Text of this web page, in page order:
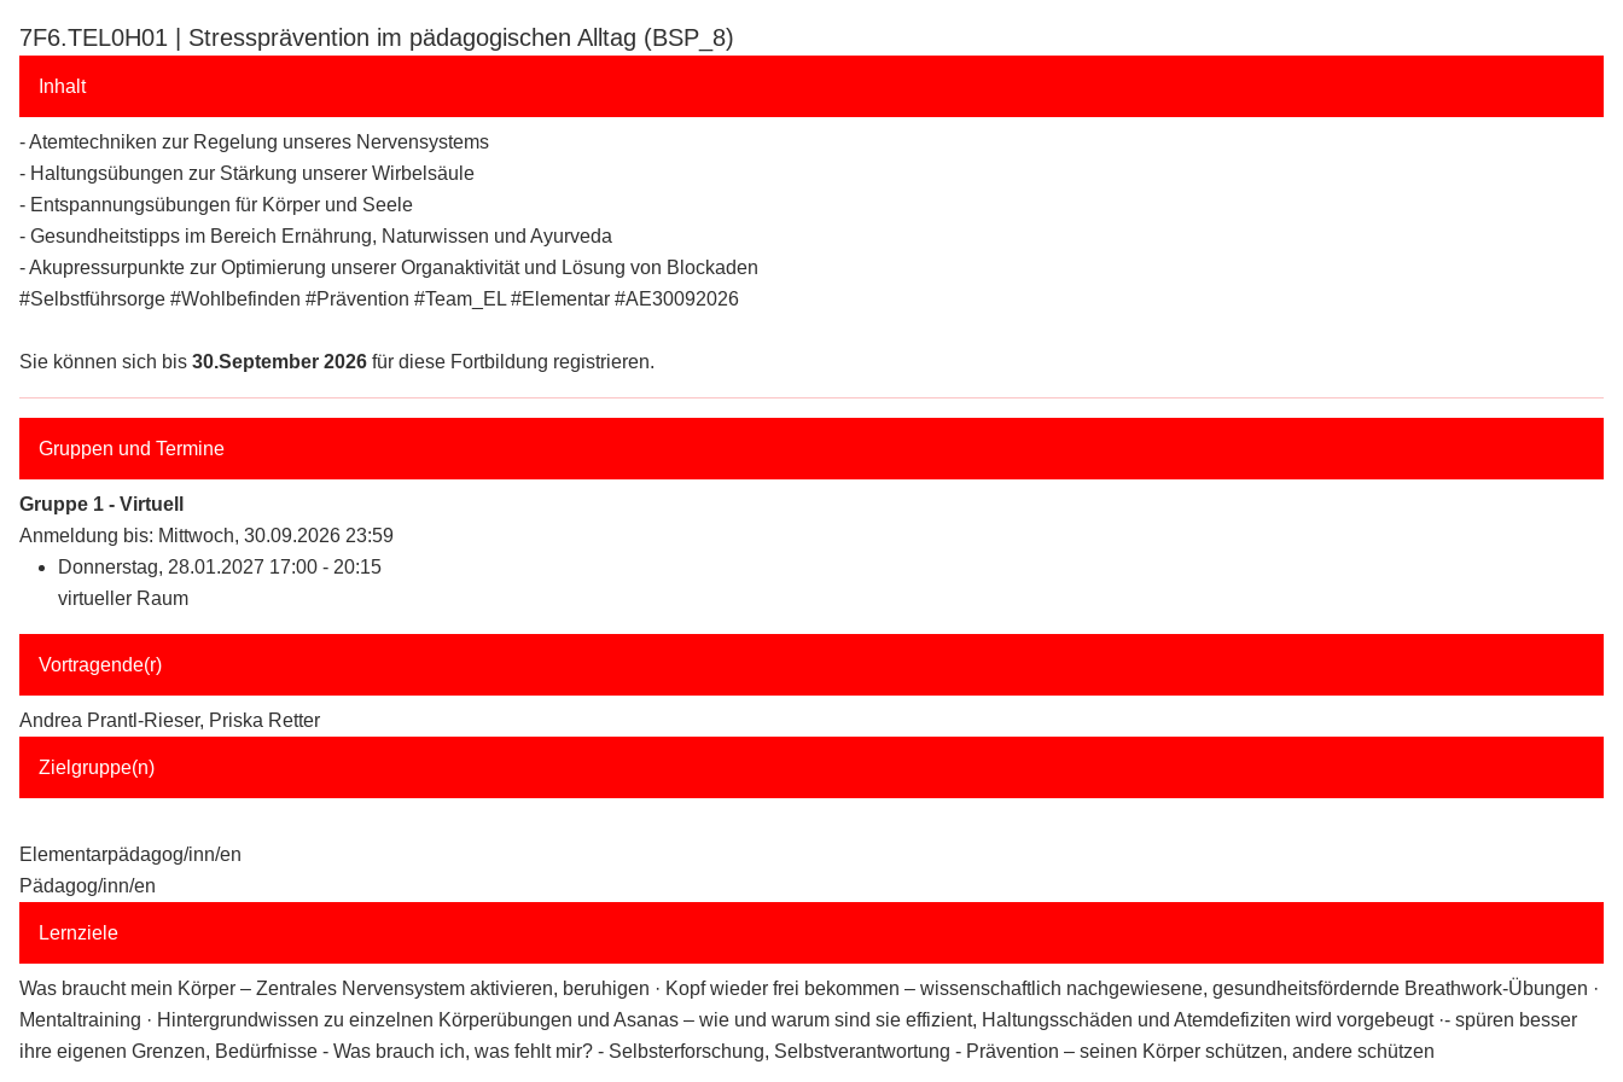
7F6.TEL0H01 | Stressprävention im pädagogischen Alltag (BSP_8)
Inhalt
- Atemtechniken zur Regelung unseres Nervensystems
- Haltungsübungen zur Stärkung unserer Wirbelsäule
- Entspannungsübungen für Körper und Seele
- Gesundheitstipps im Bereich Ernährung, Naturwissen und Ayurveda
- Akupressurpunkte zur Optimierung unserer Organaktivität und Lösung von Blockaden
#Selbstführsorge #Wohlbefinden #Prävention #Team_EL #Elementar #AE30092026
Sie können sich bis 30.September 2026 für diese Fortbildung registrieren.
Gruppen und Termine
Gruppe 1 - Virtuell
Anmeldung bis: Mittwoch, 30.09.2026 23:59
Donnerstag, 28.01.2027 17:00 - 20:15
virtueller Raum
Vortragende(r)
Andrea Prantl-Rieser, Priska Retter
Zielgruppe(n)
Elementarpädagog/inn/en
Pädagog/inn/en
Lernziele
Was braucht mein Körper – Zentrales Nervensystem aktivieren, beruhigen · Kopf wieder frei bekommen – wissenschaftlich nachgewiesene, gesundheitsfördernde Breathwork-Übungen ·
Mentaltraining · Hintergrundwissen zu einzelnen Körperübungen und Asanas – wie und warum sind sie effizient, Haltungsschäden und Atemdefiziten wird vorgebeugt ·- spüren besser
ihre eigenen Grenzen, Bedürfnisse - Was brauch ich, was fehlt mir? - Selbsterforschung, Selbstverantwortung - Prävention – seinen Körper schützen, andere schützen